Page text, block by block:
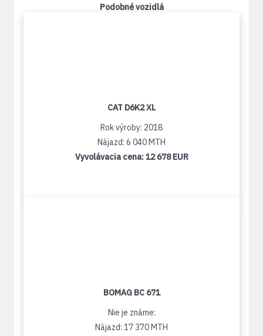
Podobné vozidlá
CAT D6K2 XL
Rok výroby: 2018
Nájazd: 6 040 MTH
Vyvolávacia cena:12 678 EUR
BOMAG BC 671
Nie je známe:
Nájazd: 17 370 MTH